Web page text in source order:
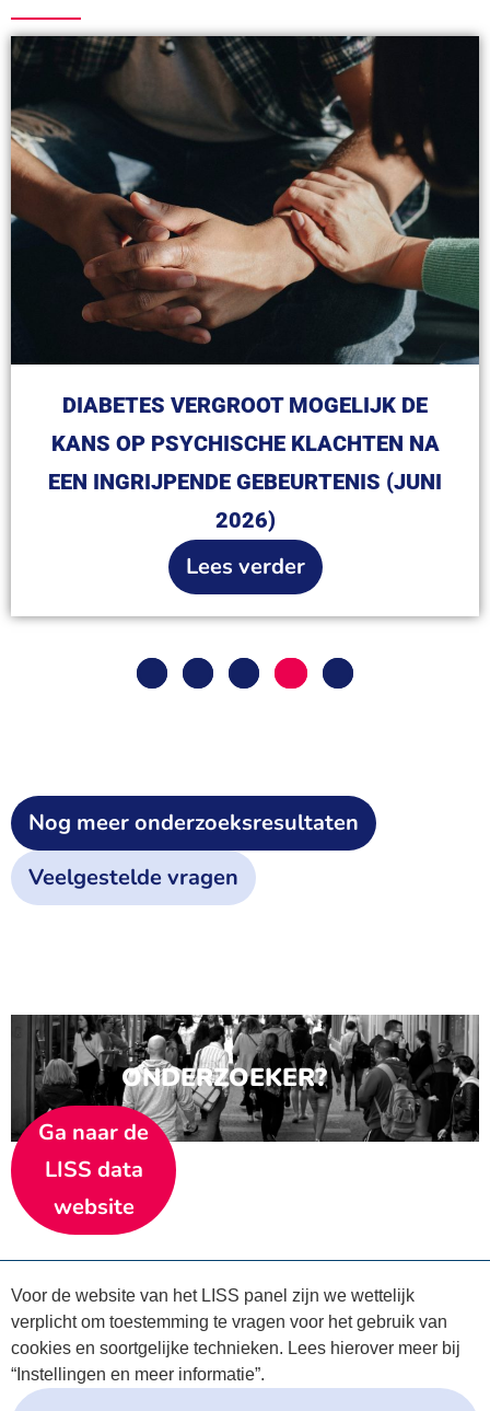
Voor de website van het LISS panel zijn we wettelijk
verplicht om toestemming te vragen voor het gebruik van
cookies en soortgelijke technieken. Lees hierover meer bij
“Instellingen en meer informatie”.
DIABETES VERGROOT MOGELIJK DE
KANS OP PSYCHISCHE KLACHTEN NA
EEN INGRIJPENDE GEBEURTENIS (JUNI
2026)
Lees verder
Veelgestelde vragen
Nog meer onderzoeksresultaten
ONDERZOEKER?
Ga naar de
LISS data
website